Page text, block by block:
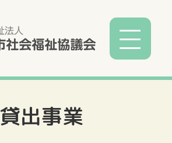
社協とは
貸出事業